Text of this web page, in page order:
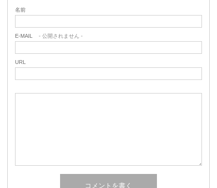
名前
E-MAIL - 公開されません -
URL